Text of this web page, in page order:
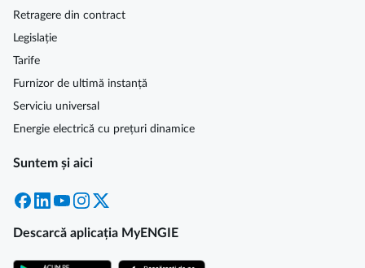
Retragere din contract
Legislație
Tarife
Furnizor de ultimă instanță
Serviciu universal
Energie electrică cu prețuri dinamice
Suntem și aici
Facebook
LinkedInYouTubeInstagram
Descarcă aplicația MyENGIE